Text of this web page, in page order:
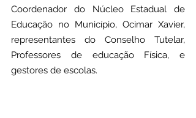
Coordenador do Núcleo Estadual de
Educação no Município, Ocimar Xavier,
representantes do Conselho Tutelar,
Professores de educação Física, e
gestores de escolas.